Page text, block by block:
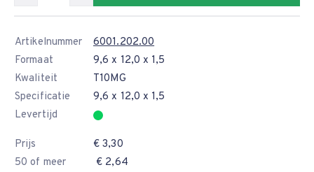
Artikelnummer
6001.202.00
Formaat
9,6 x 12,0 x 1,5
Kwaliteit
T10MG
Specificatie
9,6 x 12,0 x 1,5
Levertijd
Prijs
€ 3,30
50 of meer
€ 2,64